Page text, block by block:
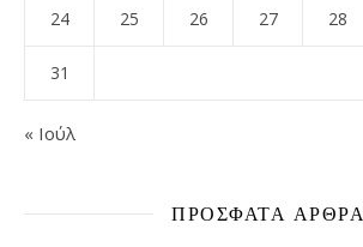
24 25 26 27 28
31
« Ιούλ
ΠΡΌΣΦΑΤΑ ΆΡΘΡΑ